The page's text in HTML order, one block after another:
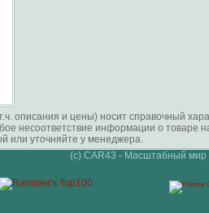
описания и цены) носит справочный
несоответствие информации о
или уточняйте у менеджера.
(c) CAR43 - Масштабный мир